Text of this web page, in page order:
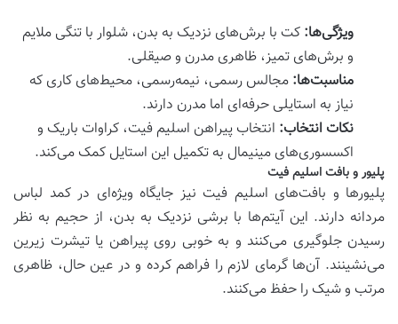
ویژگی‌ها: کت با برش‌های نزدیک به بدن، شلوار با تنگی ملایم
و برش‌های تمیز، ظاهری مدرن و صیقلی.
مناسبت‌ها: مجالس رسمی، نیمه‌رسمی، محیط‌های کاری که
نیاز به استایلی حرفه‌ای اما مدرن دارند.
نکات انتخاب: انتخاب پیراهن اسلیم فیت، کراوات باریک و
اکسسوری‌های مینیمال به تکمیل این استایل کمک می‌کند.
پلیور و بافت اسلیم فیت
پلیورها و بافت‌های اسلیم فیت نیز جایگاه ویژه‌ای در کمد لباس
مردانه دارند. این آیتم‌ها با برشی نزدیک به بدن، از حجیم به نظر
رسیدن جلوگیری می‌کنند و به خوبی روی پیراهن یا تیشرت زیرین
می‌نشینند. آن‌ها گرمای لازم را فراهم کرده و در عین حال، ظاهری
مرتب و شیک را حفظ می‌کنند.